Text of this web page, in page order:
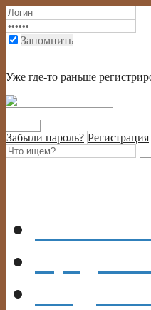
Запомнить
Уже где-то раньше
Забыли пароль? Регистрация